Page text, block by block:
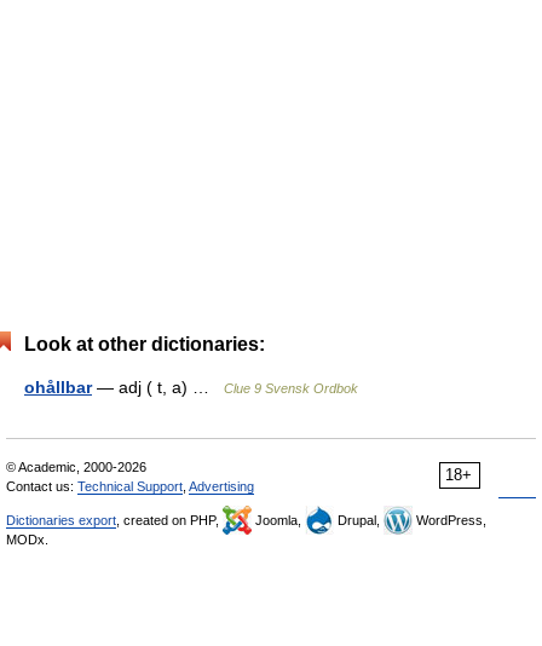
Look at other dictionaries:
ohållbar— adj ( t, a) … Clue 9 Svensk Ordbok
18+
© Academic, 2000-2026
Contact us: Technical Support Advertising
Dictionaries export , created on PHP, Joomla, Drupal,
WordPress,
MODx.